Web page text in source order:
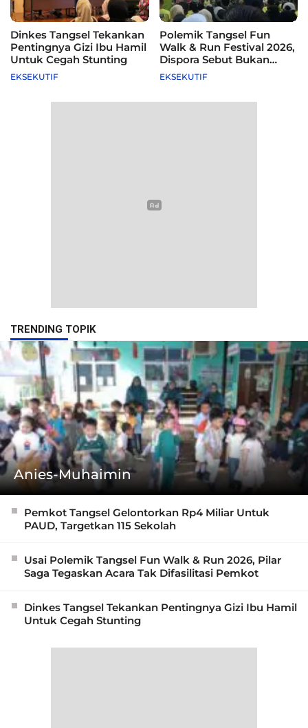
Dinkes Tangsel Tekankan
Pentingnya Gizi Ibu Hamil
Untuk Cegah Stunting
EKSEKUTIF
Polemik Tangsel Fun
Walk & Run Festival 2026,
Dispora Sebut Bukan
Agenda Pemkot
EKSEKUTIF
TRENDING TOPIK
Anies-Muhaimin
Pemkot Tangsel Gelontorkan Rp4 Miliar Untuk
PAUD, Targetkan 115 Sekolah
Usai Polemik Tangsel Fun Walk & Run 2026, Pilar
Saga Tegaskan Acara Tak Difasilitasi Pemkot
Dinkes Tangsel Tekankan Pentingnya Gizi Ibu Hamil
Untuk Cegah Stunting